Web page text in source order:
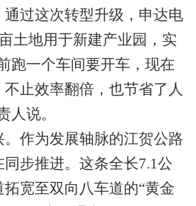
过这次转型升级，申达电
土地用于新建产业园，实
跑一个车间要开车，现在
止效率翻倍，也节省了人
人说。
作为发展轴脉的江贺公路
步推进。这条全长7.1公
宽至双向八车道的“黄金